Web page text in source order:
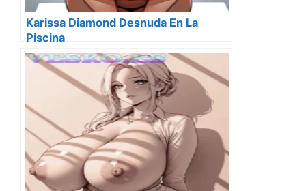
Karissa Diamond Desnuda En La
Piscina